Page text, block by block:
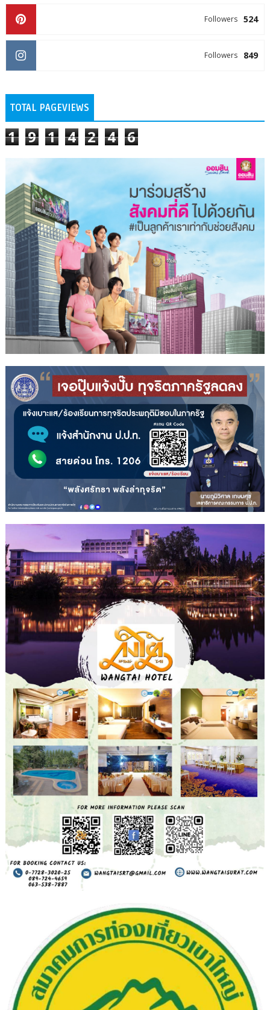
524
Followers
849
Followers
TOTAL PAGEVIEWS
1 9 1 4 2 4 6